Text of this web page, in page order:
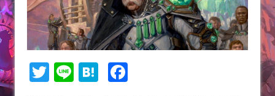
T
Li
H